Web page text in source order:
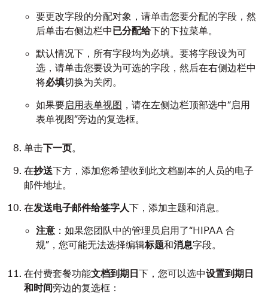
要更改字段的分配对象，请单击您要分配的字段，然
后单击右侧边栏中已分配给下的下拉菜单。
默认情况下，所有字段均为必填。要将字段设为可
选，请单击您要设为可选的字段，然后在右侧边栏中
将必填切换为关闭。
如果要启用表单视图 ，请在左侧边栏顶部选中“启用
表单视图”旁边的复选框。
单击下一页。
在抄送下方，添加您希望收到此文档副本的人员的电子
邮件地址。
在发送电子邮件给签字人下，添加主题和消息。
注意 ：如果您团队中的管理员启用了“HIPAA 合
规”，您可能无法选择编辑标题和消息字段。
在付费套餐功能文档到期日下，您可以选中设置到期日
和时间旁边的复选框：